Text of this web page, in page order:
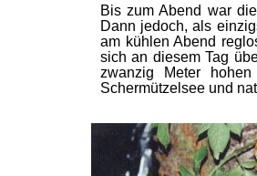
Bis zum Abend war
Dann jedoch, als
am kühlen Abend
sich an diesem Tag
zwanzig Meter
Schermützelsee und